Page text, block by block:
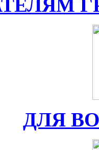
ДЛЯ